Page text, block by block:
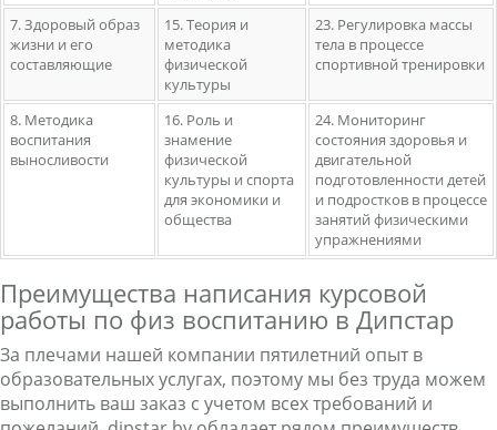
7. Здоровый образ
жизни и его
составляющие
15. Теория и
методика
физической
культуры
23. Регулировка массы
тела в процессе
спортивной тренировки
8. Методика
воспитания
выносливости
16. Роль и
знамение
физической
культуры и спорта
для экономики и
общества
24. Мониторинг
состояния здоровья и
двигательной
подготовленности детей
и подростков в процессе
занятий физическими
упражнениями
Преимущества написания курсовой
работы по физ воспитанию в Дипстар
За плечами нашей компании пятилетний опыт в
образовательных услугах, поэтому мы без труда можем
выполнить ваш заказ с учетом всех требований и